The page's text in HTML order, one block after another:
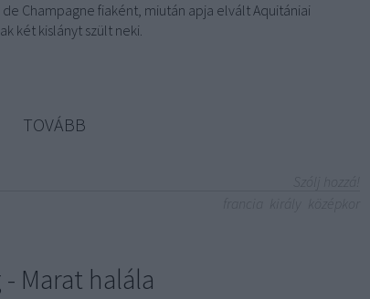
de Champagne fiaként, miután apja elvált Aquitániai
két kislányt szült neki.
TOVÁBB
Marat halála